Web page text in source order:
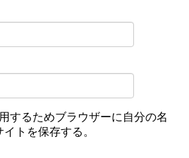
するためブラウザーに自分の名
トを保存する。